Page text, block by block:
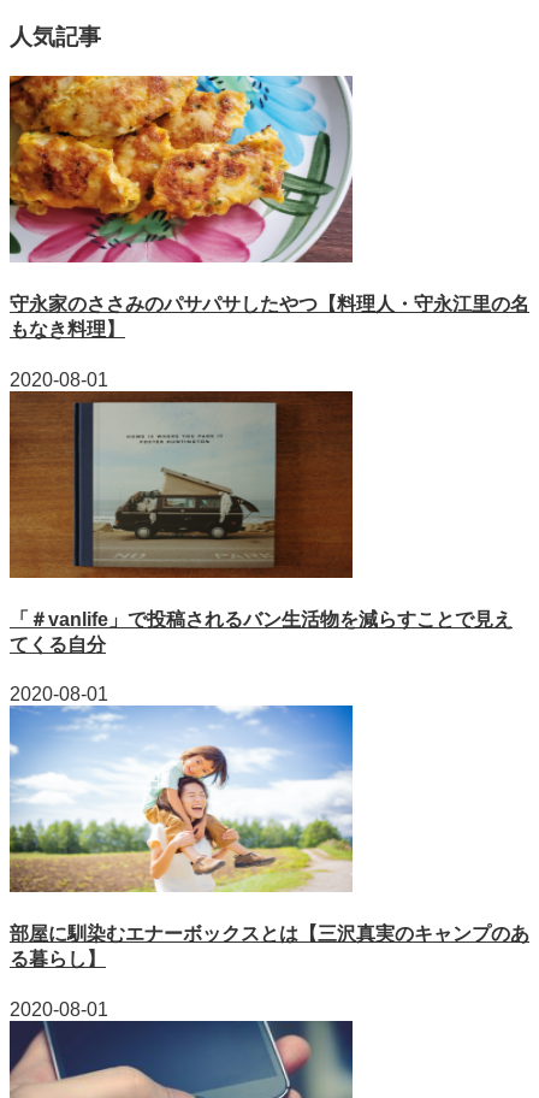
人気記事
守永家のささみのパサパサしたやつ【料理人・守永江里の名
もなき料理】
2020-08-01
「＃vanlife」で投稿されるバン生活物を減らすことで見え
てくる自分
2020-08-01
部屋に馴染むエナーボックスとは【三沢真実のキャンプのあ
る暮らし】
2020-08-01